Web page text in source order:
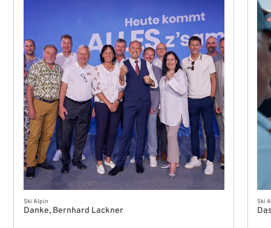
Ski Alpin
Danke, Bernhard Lackner
Ski